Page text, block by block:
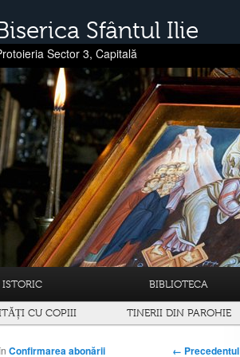
Sfântul Ilie
Sector 3, Capitală
ISTORIC BIBLIOTECA
CU COPIII TINERII DIN PAROHIE
← Precedentul
Confirmarea abonării